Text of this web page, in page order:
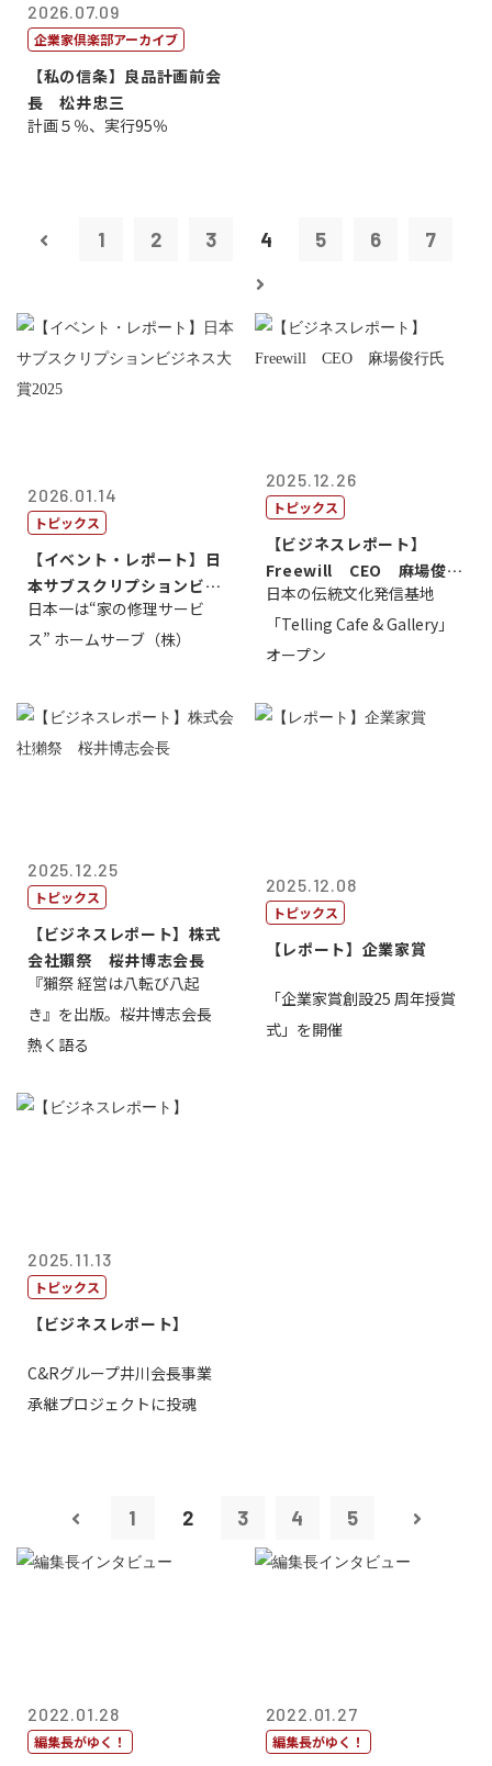
2026.07.09
企業家倶楽部アーカイブ
【私の信条】良品計画前会
長 松井忠三
計画５％、実行95％
1 2 3 4 5 6 7
2026.01.14
トピックス
【イベント・レポート】日
本サブスクリプションビジ
ネス大賞20...
日本一は“家の修理サービ
ス” ホームサーブ（株）
2025.12.26
トピックス
【ビジネスレポート】
Freewill CEO 麻場俊行
氏
日本の伝統文化発信基地
「Telling Cafe & Gallery」
オープン
2025.12.25
トピックス
【ビジネスレポート】株式
会社獺祭 桜井博志会長
『獺祭 経営は八転び八起
き』を出版。桜井博志会長
熱く語る
2025.12.08
トピックス
【レポート】企業家賞
「企業家賞創設25 周年授賞
式」を開催
2025.11.13
トピックス
【ビジネスレポート】
C&Rグループ井川会長事業
承継プロジェクトに投魂
1 2 3 4 5
2022.01.28
編集長がゆく！
2022.01.27
編集長がゆく！